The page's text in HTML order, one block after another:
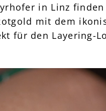
in Linz
mit dem
für den Layering-